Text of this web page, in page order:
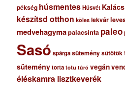
pékség húsmentesHúsvét Kalács
készítsd otthon köles lekvár
medvehagymapalacsinta paleo
Sasó spárgasüteménysütőtök
süteménytorta totu túró vegán
éléskamra lisztkeverék